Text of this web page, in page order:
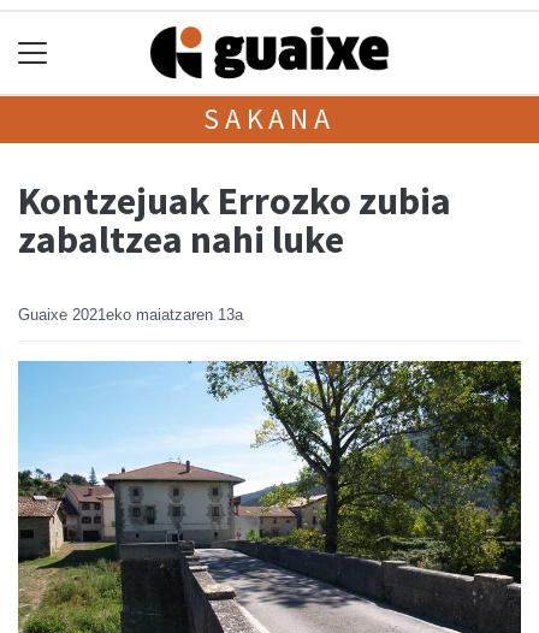
SAKANA
Kontzejuak Errozko zubia
zabaltzea nahi luke
Guaixe 2021eko maiatzaren 13a